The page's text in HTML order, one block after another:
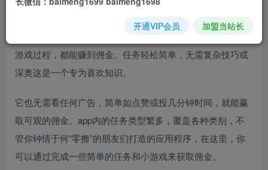
这款app是为免费套现而生的，在这里完成些任务或者享受
游戏过程，都能赚到佣金。任务轻松简单，无需复杂技巧或
深奥这是一个专为喜欢知识。
它也无需看任何广告，简单如点赞或投几分钟时间，就能赢
取可观的佣金。app内的任务类型繁多，覆盖各种类别，不
管你钟情于何“零撸”的朋友们打造的应用程序，在这里，你
可以通过完成一些简单的任务和小游戏来获取佣金。
开通VIP会员 加盟当站长